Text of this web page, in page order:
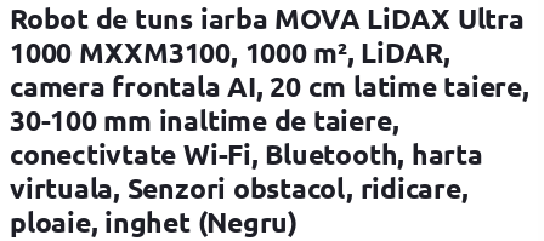
Robot de tuns iarba MOVA LiDAX Ultra
1000 MXXM3100, 1000 m², LiDAR,
camera frontala AI, 20 cm latime taiere,
30-100 mm inaltime de taiere,
conectivtate Wi-Fi, Bluetooth, harta
virtuala, Senzori obstacol, ridicare,
ploaie, inghet (Negru)